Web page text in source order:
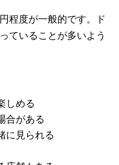
程度が一般的です。ド
ていることが多いよう
しめる
合がある
に見られる